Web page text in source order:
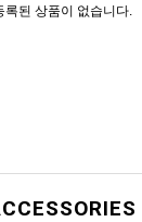
록된 상품이 없습니다.